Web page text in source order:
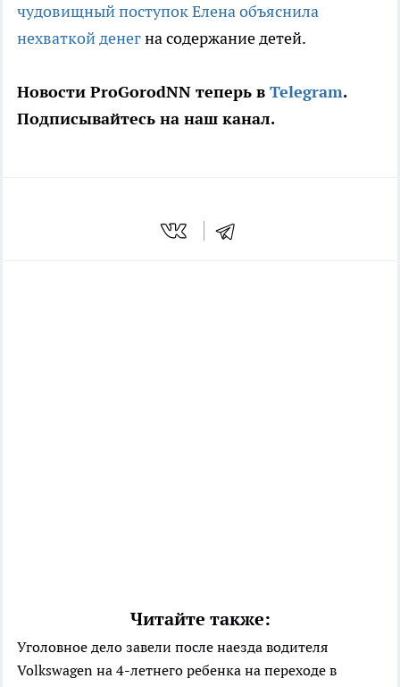
чудовищный поступок Елена объяснила
нехваткой денегна содержание детей.
Новости ProGorodNN теперь в Telegram.
Подписывайтесь на наш канал.
Читайте также:
Уголовное дело завели после наезда водителя
Volkswagen на 4-летнего ребенка на переходе в